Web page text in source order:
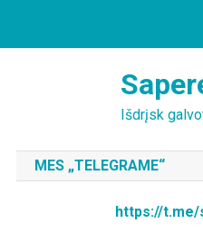
Išdrįsk
MES „TELEGRAME“
https://